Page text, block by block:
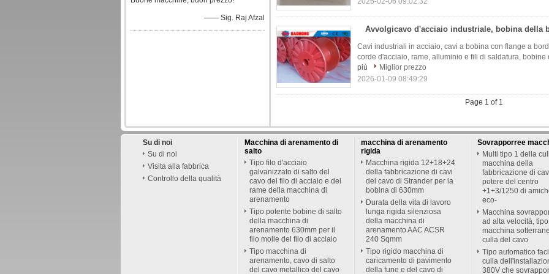
—— Sig. Raj Afzal
Cavi industriali in acciaio, cavi a bobina con flange a
corde d'acciaio, rame, alluminio e fili di saldatura, bobine
più
Miglior prezzo
2026-01-09 08:49:29
Page 1 of 1
Su di noi
Su di noi
Visita alla fabbrica
Controllo della qualità
Macchina di arenamento di
salto
Tipo filo d'acciaio
galvanizzato di salto del
cavo del filo di acciaio e del
rame della macchina di
arenamento
Tipo potente bobine di salto
della macchina di
arenamento 630mm per il
filo molle del filo di acciaio
Tipo macchina di
arenamento, cavo di salto
del cavo metallico del cavo
macchina di arenamento
rigida
Macchina rigida 12+18+24
della fabbricazione di cavi
del cavo di Strander per la
bobina di 630mm
Durata della vita di lavoro
lunga rigida silenziosa
della macchina di
arenamento AAC ACSR
240 Sqmm
Tipo rigido macchina di
caricamento di pavimento
della fune e del cavo di
Sovrapporree
Multi tipo 1 della
macchina della
fabbricazione di
potere del centro
+1+3/1250 di
eco-
Macchina
ad alta velocità, tipo
macchina
culla del cavo
Tipo automatico
culla
380V che